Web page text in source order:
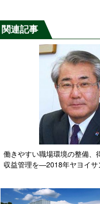
関連記事
働きやすい職場環境の整備、
収益管理を―2018年ヤヨイサ